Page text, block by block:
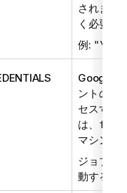
されます
く必要が
例:
Google
ントの認
セスする
は、
マシンは
ジョブを
動する場